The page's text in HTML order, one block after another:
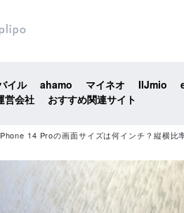
イル ahamo マイネオ IIJmio
営会社 おすすめ関連サイト
14 Proの画面サイズは何インチ？縦横比